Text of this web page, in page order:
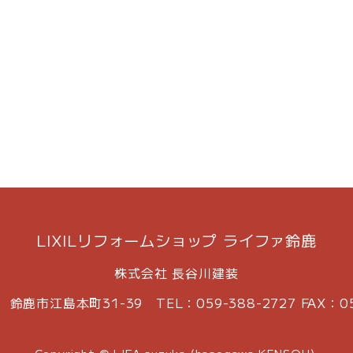
LIXILリフォームショップ ライファ鈴鹿
株式会社 長谷川建装
鹿市江島本町31-39 TEL：059-388-2727 FAX：